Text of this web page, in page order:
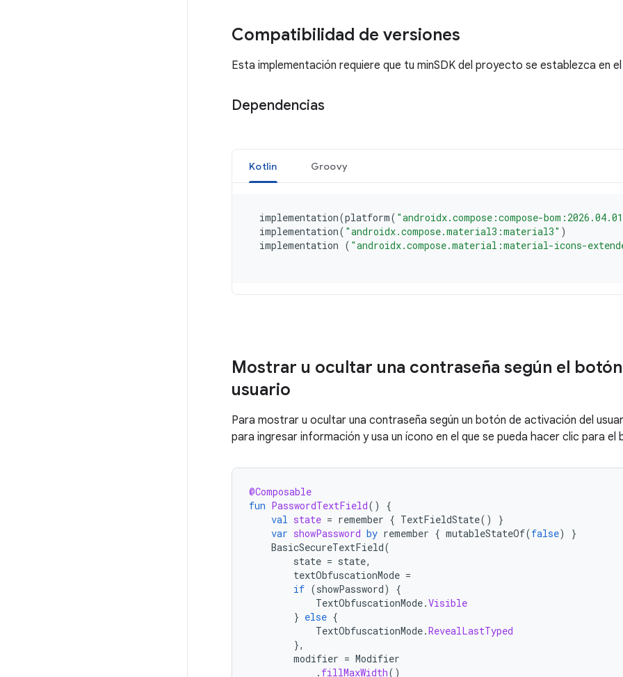
Compatibilidad de versiones
Esta implementación requiere que tu minSDK del proyecto se establezca en el
Dependencias
Mostrar u ocultar una contraseña según el
usuario
Para mostrar u ocultar una contraseña según un botón de activación del
para ingresar información y usa un ícono en el que se pueda hacer clic para
@Composable
fun PasswordTextField()
{
val state = remember { TextFieldState()
}
var showPassword by remember { mutableStateOf(false)
}
BasicSecureTextField(
state = state,
textObfuscationMode =
if (showPassword)
{
TextObfuscationMode.Visible
} else {
TextObfuscationMode.RevealLastTyped
},
modifier = Modifier
. fillMaxWidth()